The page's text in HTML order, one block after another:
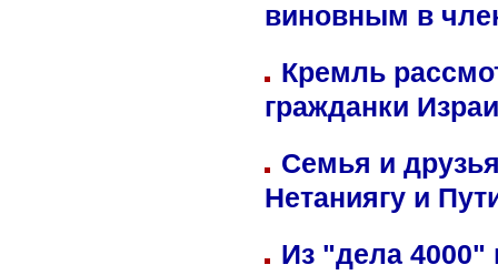
виновным в
Кремль
гражданки
Семья и
Нетаниягу и
Из "дела 4000"